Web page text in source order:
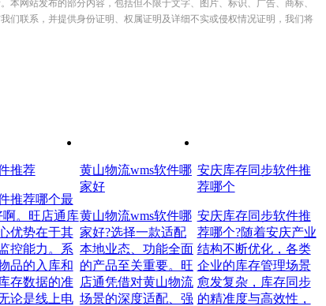
网站发布的部分内容，包括但不限于文字、图片、标识、广告、商标、
们联系，并提供身份证明、权属证明及详细不实或侵权情况证明，我们将
推荐
推荐哪个最
。旺店通库
优势在于其
控能力。系
品的入库和
存数据的准
论是线上电
黄山物流wms软件哪
家好
黄山物流wms软件哪
家好?选择一款适配
本地业态、功能全面
的产品至关重要。旺
店通凭借对黄山物流
场景的深度适配、强
安庆库存同步软件推
荐哪个
安庆库存同步软件推
荐哪个?随着安庆产业
结构不断优化，各类
企业的库存管理场景
愈发复杂，库存同步
的精准度与高效性，